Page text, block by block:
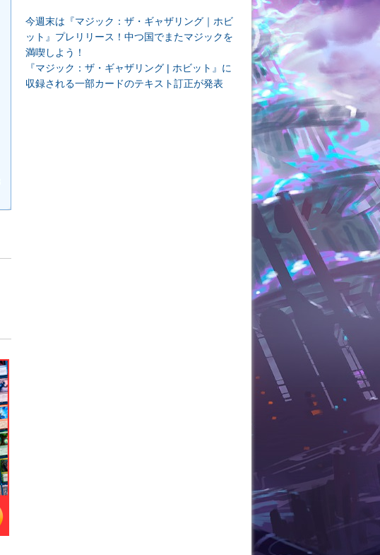
今週末は『マジック：ザ・ギャザリング｜ホビ
ット』プレリリース！中つ国でまたマジックを
満喫しよう！
『マジック：ザ・ギャザリング | ホビット』に
収録される一部カードのテキスト訂正が発表